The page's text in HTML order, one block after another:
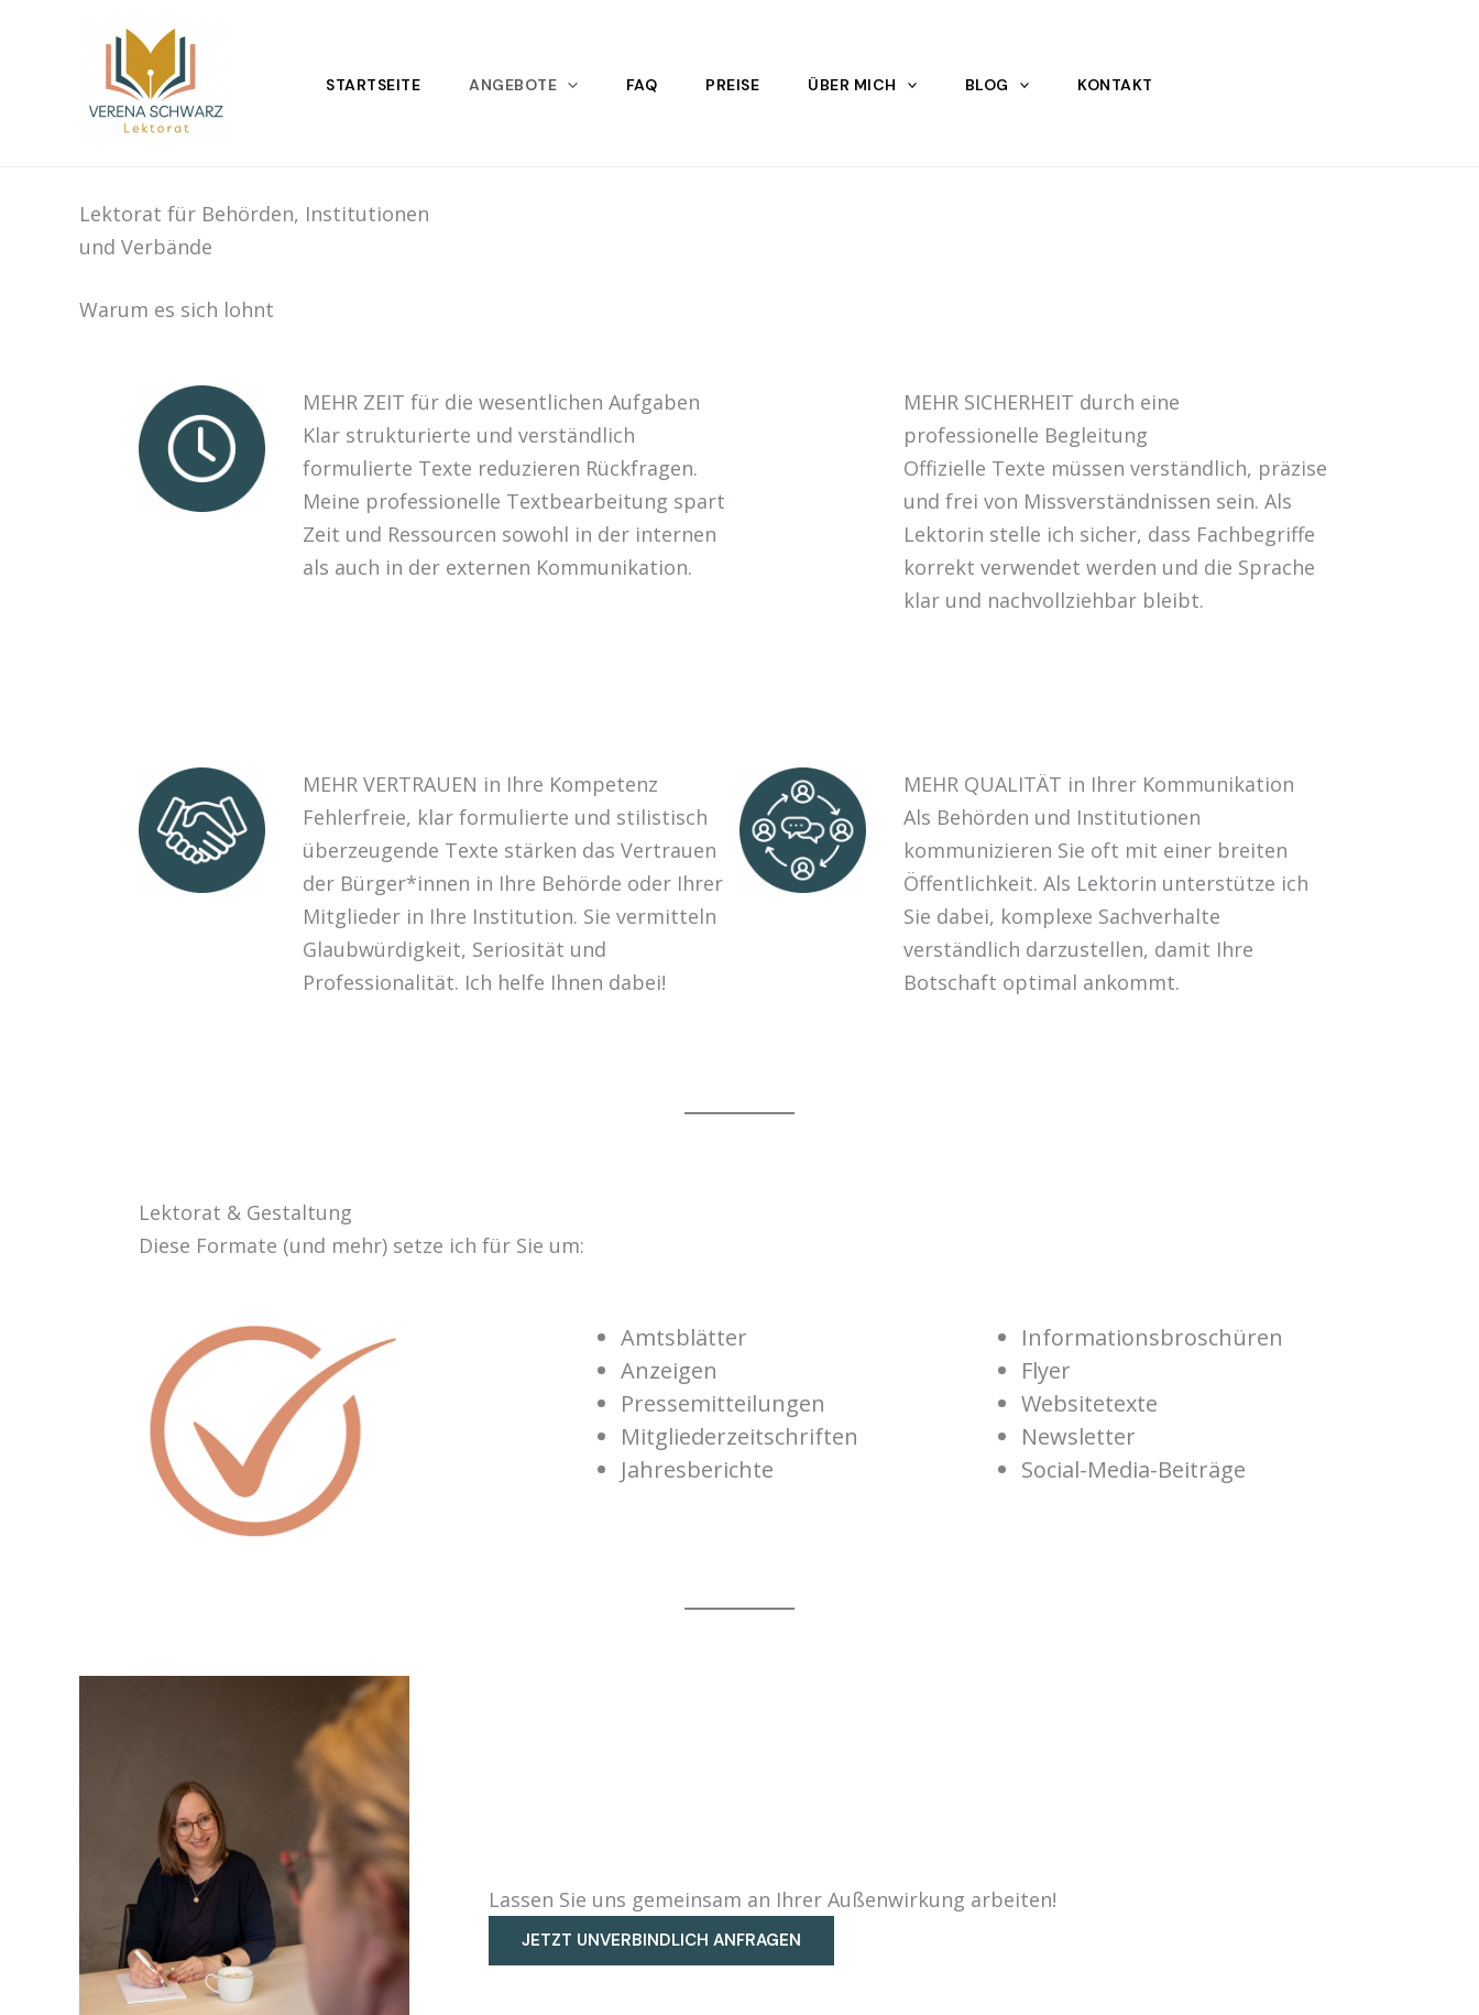
STARTSEITE ANGEBOTE FAQ PREISE ÜBER MICH BLOG KONTAKT
Lektorat für Behörden, Institutionen
und Verbände
Warum es sich lohnt
MEHR ZEIT für die wesentlichen Aufgaben
Klar strukturierte und verständlich
formulierte Texte reduzieren Rückfragen.
Meine professionelle Textbearbeitung spart
Zeit und Ressourcen sowohl in der internen
als auch in der externen Kommunikation.
MEHR SICHERHEIT durch eine
professionelle Begleitung
Offizielle Texte müssen verständlich, präzise
und frei von Missverständnissen sein. Als
Lektorin stelle ich sicher, dass Fachbegriffe
korrekt verwendet werden und die Sprache
klar und nachvollziehbar bleibt.
MEHR VERTRAUEN in Ihre Kompetenz
Fehlerfreie, klar formulierte und stilistisch
überzeugende Texte stärken das Vertrauen
der Bürger*innen in Ihre Behörde oder Ihrer
Mitglieder in Ihre Institution. Sie vermitteln
Glaubwürdigkeit, Seriosität und
Professionalität. Ich helfe Ihnen dabei!
MEHR QUALITÄT in Ihrer Kommunikation
Als Behörden und Institutionen
kommunizieren Sie oft mit einer breiten
Öffentlichkeit. Als Lektorin unterstütze ich
Sie dabei, komplexe Sachverhalte
verständlich darzustellen, damit Ihre
Botschaft optimal ankommt.
Lektorat & Gestaltung
Diese Formate (und mehr) setze ich für Sie um:
Amtsblätter
Anzeigen
Pressemitteilungen
Mitgliederzeitschriften
Jahresberichte
Informationsbroschüren
Flyer
Websitetexte
Newsletter
Social-Media-Beiträge
Lassen Sie uns gemeinsam an Ihrer Außenwirkung arbeiten!
JETZT UNVERBINDLICH ANFRAGEN